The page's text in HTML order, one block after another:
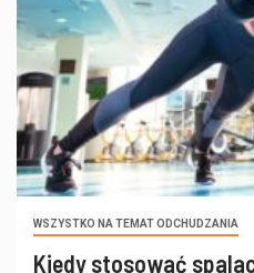
WSZYSTKO NA TEMAT ODCHUDZANIA
Kiedy stosować